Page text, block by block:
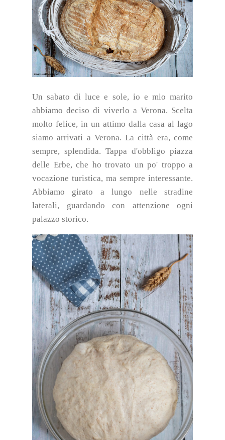
Un sabato di luce e sole, io e mio marito
abbiamo deciso di viverlo a Verona. Scelta
molto felice, in un attimo dalla casa al lago
siamo arrivati a Verona. La città era, come
sempre, splendida. Tappa d'obbligo piazza
delle Erbe, che ho trovato un po' troppo a
vocazione turistica, ma sempre interessante.
Abbiamo girato a lungo nelle stradine
laterali, guardando con attenzione ogni
palazzo storico.